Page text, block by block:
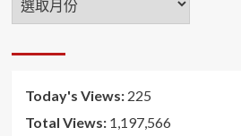
月
序
Today's Views: 225
Total Views: 1,197,566